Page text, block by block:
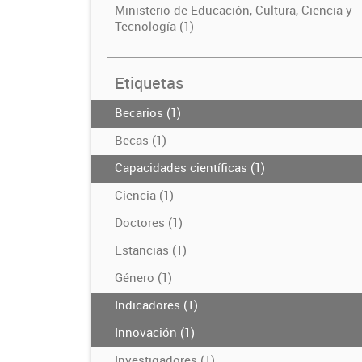
Ministerio de Educación, Cultura, Ciencia y
Tecnología (1)
Etiquetas
Becarios (1)
Becas (1)
Capacidades científicas (1)
Ciencia (1)
Doctores (1)
Estancias (1)
Género (1)
Indicadores (1)
Innovación (1)